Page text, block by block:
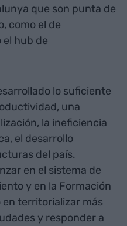
que son punta de
como el de
el hub de
lo suficiente
una
la ineficiencia
el desarrollo
del país.
en el sistema de
y en la Formación
en territorializar más
y responder a